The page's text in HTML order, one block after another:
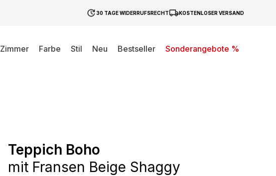
30 TAGE WIDERRUFSRECHT KOSTENLOSER VERSAND
Zimmer Farbe Stil Neu Bestseller
Sonderangebote %
Teppich Boho
mit Fransen Beige Shaggy